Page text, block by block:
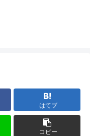
はてブ
コピー